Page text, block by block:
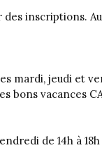
des inscriptions.
mardi, jeudi et
bons vacances
de 14h à 18h